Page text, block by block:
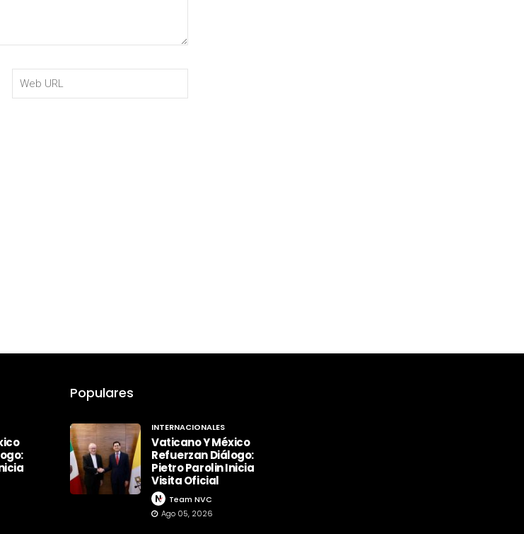
Populares
INTERNACIONALES
Vaticano Y México
Refuerzan Diálogo:
Pietro Parolin Inicia
Visita Oficial
Team NVC
Ago 05, 2026